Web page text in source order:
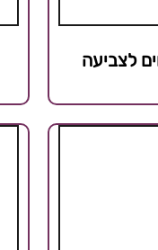
לצביעה